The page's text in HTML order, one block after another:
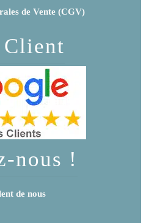
de Vente (CGV)
nous !
de nous